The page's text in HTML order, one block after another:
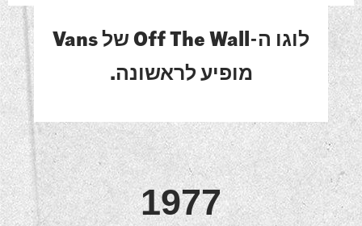
לוגו ה-Off The Wall של Vans
מופיע לראשונה.
1977